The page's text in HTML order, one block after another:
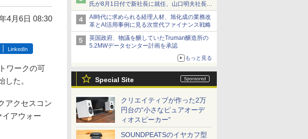
氏が8月1日付で新社長に就任、山口明夫社長は
会長へ
AI時代に求められる経理人材、旭化成の業務改
革とAI活用事例に見る次世代ファイナンス戦略
英国政府、物議を醸していたTruman醸造所の
5.2MWデータセンター計画を承認
もっと見る
Special Site
クリエイティブが作った2万
円台の“小さなピュアオーデ
ィオスピーカー”
SOUNDPEATSのイヤカフ型
4月6日 08:30
LinkedIn
ワークの可
た。
アクセスコン
イアウォー